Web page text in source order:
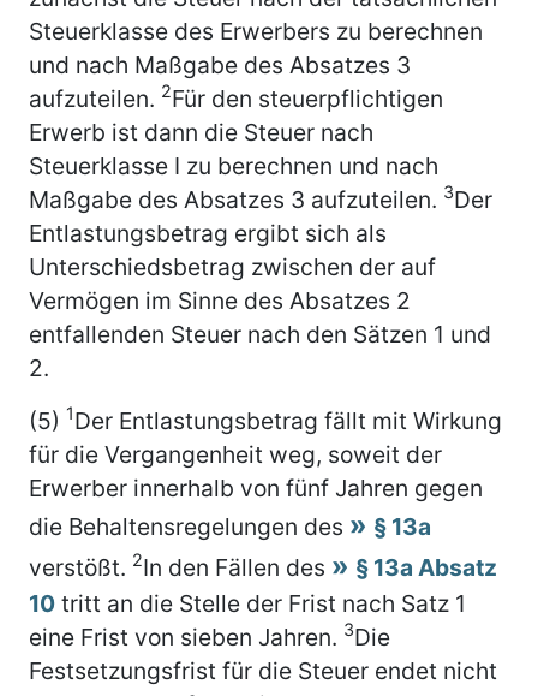
Steuerklasse des Erwerbers zu berechnen
und nach Maßgabe des Absatzes 3
aufzuteilen. 2Für den steuerpflichtigen
Erwerb ist dann die Steuer nach
Steuerklasse I zu berechnen und nach
Maßgabe des Absatzes 3 aufzuteilen. 3Der
Entlastungsbetrag ergibt sich als
Unterschiedsbetrag zwischen der auf
Vermögen im Sinne des Absatzes 2
entfallenden Steuer nach den Sätzen 1 und
2.
(5) 1Der Entlastungsbetrag fällt mit Wirkung
für die Vergangenheit weg, soweit der
Erwerber innerhalb von fünf Jahren gegen
die Behaltensregelungen des
§ 13a
verstößt. 2In den Fällen des
§ 13a Absatz
10 tritt an die Stelle der Frist nach Satz 1
eine Frist von sieben Jahren. 3Die
Festsetzungsfrist für die Steuer endet nicht